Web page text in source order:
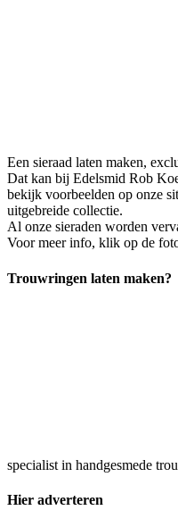
Een sieraad laten maken,
Dat kan bij Edelsmid Rob
bekijk voorbeelden op onze
uitgebreide collectie.
Al onze sieraden worden
Voor meer info, klik op de
Trouwringen laten maken?
specialist in handgesmede
Hier adverteren